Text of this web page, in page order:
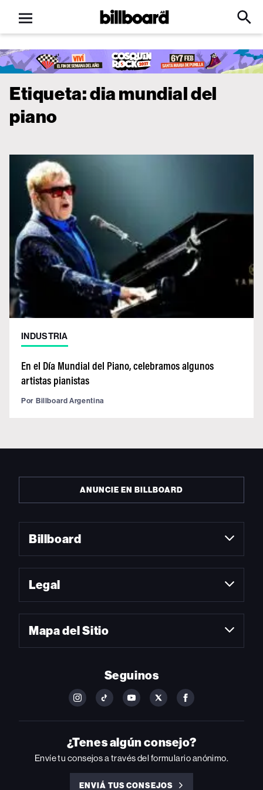
Open
menu
Billboard
Click
Input
Etiqueta:dia mundial del
piano
INDUSTRIA
En el Día Mundial del Piano, celebramos algunos
artistas pianistas
Por Billboard Argentina
ANUNCIE EN BILLBOARD
Billboard
Legal
Mapa del Sitio
Seguinos
FOLLOW
ON
INSTAGRAM
FOLLOW
ON
YOUTUBE
FOLLOW
ON
YOUTUBE
FOLLOW
ON
FOLLOW
ON
FACEBOOK
¿Tenes algún consejo?
Envíe tu consejos a través del formulario anónimo.
ENVIÁ TUS CONSEJOS